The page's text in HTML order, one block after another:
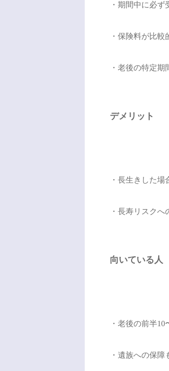
・期間中に必
・保険料が比
・老後の特定
デメリット
・長生きした
・長寿リスク
向いている人
・老後の前半
・遺族への保障